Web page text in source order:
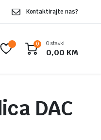
Kontaktirajte nas?
0 0 stavki
0,00 KM
DAC